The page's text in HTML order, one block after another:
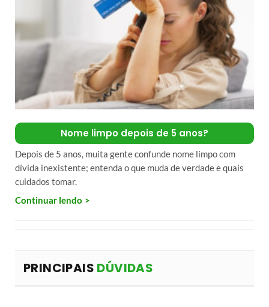
Nome limpo depois de 5 anos?
Depois de 5 anos, muita gente confunde nome limpo com
dívida inexistente; entenda o que muda de verdade e quais
cuidados tomar.
Continuar lendo
PRINCIPAIS DÚVIDAS